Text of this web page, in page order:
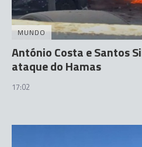
MUNDO
António Costa e Santos
ataque do Hamas
17:02